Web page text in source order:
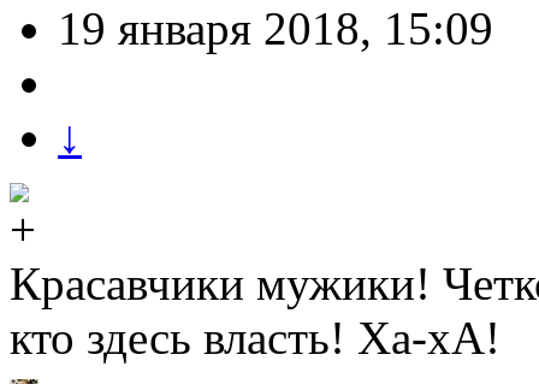
19 января 2018, 15:09
↓
Красавчики мужики!
кто здесь власть! Ха-хА!